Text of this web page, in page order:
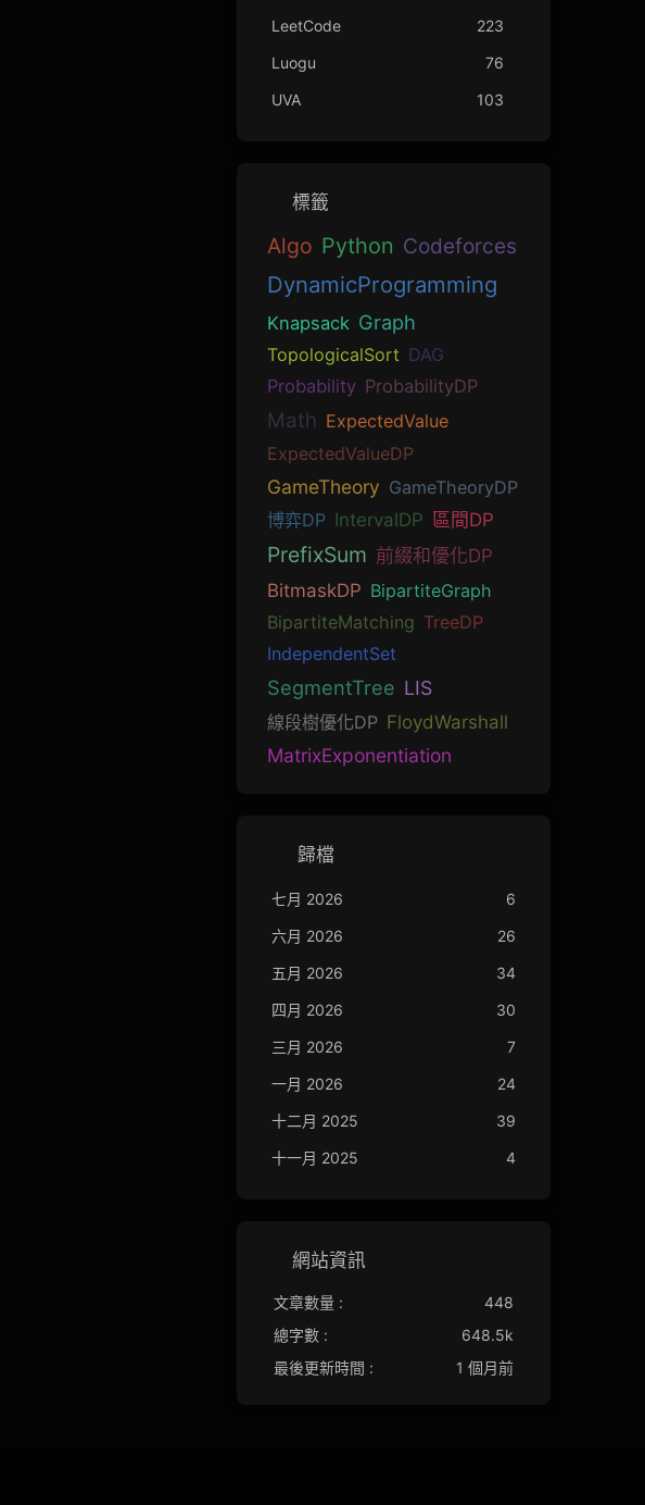
LeetCode
223
Luogu
76
UVA
103
標籤
Algo Python Codeforces
DynamicProgramming
Knapsack Graph
TopologicalSort DAG
Probability ProbabilityDP
Math ExpectedValue
ExpectedValueDP
GameTheory GameTheoryDP
博弈DP IntervalDP 區間DP
PrefixSum 前綴和優化DP
BitmaskDP BipartiteGraph
BipartiteMatching TreeDP
IndependentSet
SegmentTree LIS
線段樹優化DP FloydWarshall
MatrixExponentiation
歸檔
七月 2026
6
六月 2026
26
五月 2026
34
四月 2026
30
三月 2026
7
一月 2026
24
十二月 2025
39
十一月 2025
4
網站資訊
文章數量 :
448
總字數 :
648.5k
最後更新時間 :
1 個月前